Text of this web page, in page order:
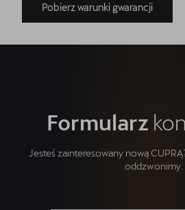
Pobierz warunki gwarancji
Formularz
Jesteś zainteresowany nową
oddzwonimy.